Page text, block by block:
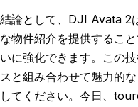
結論として、DJI Avata 2
な物件紹介を提供するこ
いに強化できます。この
スと組み合わせて魅力的
してください。今日、